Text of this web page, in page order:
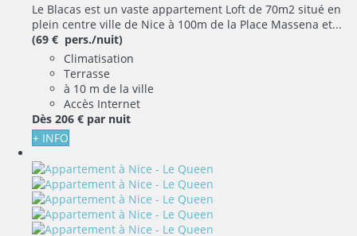
Le Blacas est un vaste appartement Loft de 70m2 situé en
plein centre ville de Nice à 100m de la Place Massena et...
(69 € pers./nuit)
Climatisation
Terrasse
à 10 m de la ville
Accès Internet
Dès 206 € par nuit
+ INFO